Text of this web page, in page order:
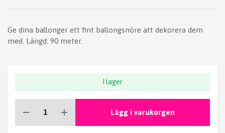
Ge dina ballonger ett fint ballongsnöre att dekorera dem
med. Längd: 90 meter.
I lager
Lägg i varukorgen